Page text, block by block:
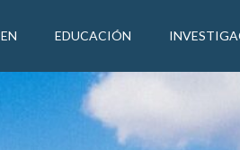
EN EDUCACIÓN